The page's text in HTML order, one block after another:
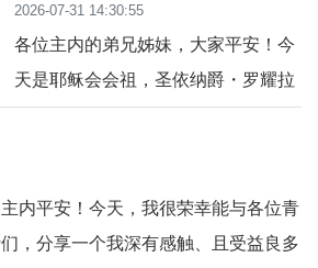
没有稳妥入口，轻轻滑落，落在了我
的左胸前。那一刻，瞬间心头一紧，
又惶恐又愧疚。我深知这薄饼已是耶
虔敬谨慎的心迎
2026-07-31 14:30:55
各位主内的弟兄姊妹，大家平安！今
天是耶稣会会祖，圣依纳爵・罗耀拉
铭，就是四个字：愈显主荣。这句话
听起来很简单，但是它改变了圣人的
内平安！今天，我很荣幸能与各位青
，分享一个我深有感触、且受益良多